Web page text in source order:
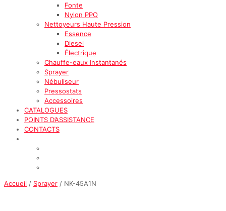
Fonte
Nylon PPO
Nettoyeurs Haute Pression
Essence
Diesel
Électrique
Chauffe-eaux Instantanés
Sprayer
Nébuliseur
Pressostats
Accessoires
CATALOGUES
POINTS D’ASSISTANCE
CONTACTS
Accueil / Sprayer / NK-45A1N